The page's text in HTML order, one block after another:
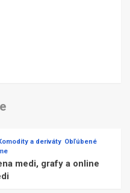
a deriváty Obľúbené
medi, grafy a online